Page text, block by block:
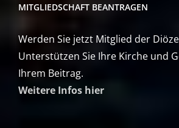
MITGLIEDSCHAFT BEANTRAGEN
Werden Sie jetzt Mitglied der
Unterstützen Sie Ihre Kirche und
Ihrem Beitrag.
Weitere Infos hier